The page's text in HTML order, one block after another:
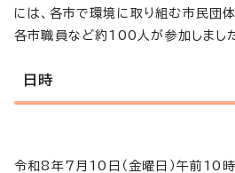
には、各市で環境に取り組む市民団
各市職員など約100人が参加しました
日時
令和8年7月10日（金曜日）午前